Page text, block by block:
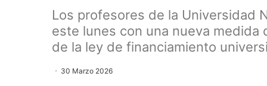
Los profesores de la Universidad
este lunes con una nueva
de la ley de financiamiento
30 Marzo 2026